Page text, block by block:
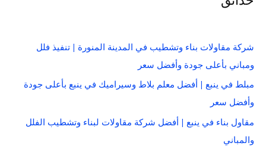
شركة مقاولات بناء وتشطيب في المدينة المنورة | تنفيذ فلل
ومباني بأعلى جودة وأفضل سعر
مبلط في ينبع | أفضل معلم بلاط وسيراميك في ينبع بأعلى جودة
وأفضل سعر
مقاول بناء في ينبع | أفضل شركة مقاولات لبناء وتشطيب الفلل
والمباني